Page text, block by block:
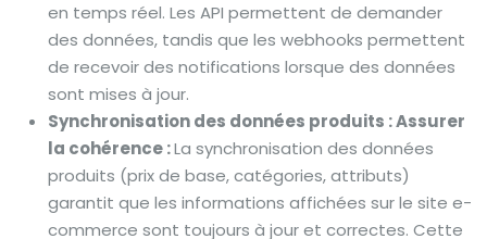
en temps réel. Les API permettent de demander
des données, tandis que les webhooks permettent
de recevoir des notifications lorsque des données
sont mises à jour.
Synchronisation des données produits : Assurer
la cohérence :La synchronisation des données
produits (prix de base, catégories, attributs)
garantit que les informations affichées sur le site e-
commerce sont toujours à jour et correctes. Cette